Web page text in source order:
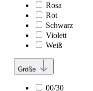
Rosa
Rot
Schwarz
Violett
Weiß
Größe
00/30